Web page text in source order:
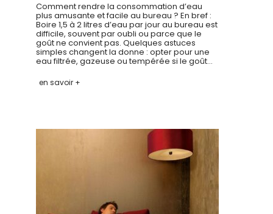
Comment rendre la consommation d’eau
plus amusante et facile au bureau ? En bref :
Boire 1,5 à 2 litres d’eau par jour au bureau est
difficile, souvent par oubli ou parce que le
goût ne convient pas. Quelques astuces
simples changent la donne : opter pour une
eau filtrée, gazeuse ou tempérée si le goût…
en savoir +